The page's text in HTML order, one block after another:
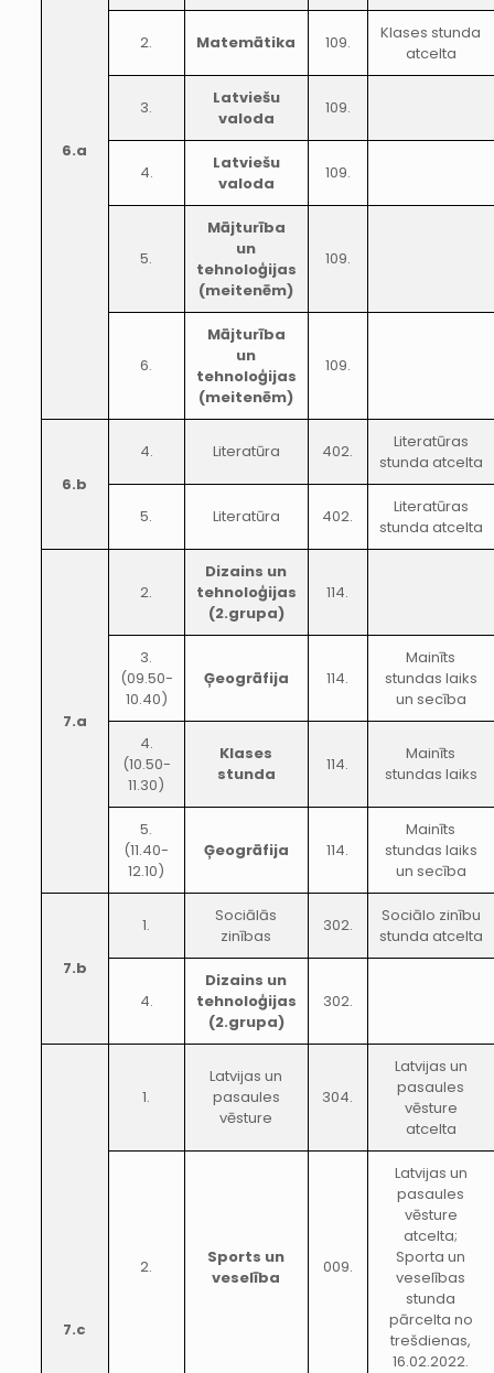
6.a
2. Matemātika 109.
Klases stunda
atcelta
3.
Latviešu
valoda
109.
4.
Latviešu
valoda
109.
5.
Mājturība
un
tehnoloģijas
(meitenēm)
109.
6.
Mājturība
un
tehnoloģijas
(meitenēm)
109.
6.b
4. Literatūra 402.
Literatūras
stunda atcelta
5. Literatūra 402.
Literatūras
stunda atcelta
7.a
2.
Dizains un
tehnoloģijas
(2.grupa)
114.
3.
(09.50-
10.40)
Ģeogrāfija 114.
Mainīts
stundas laiks
un secība
4.
(10.50-
11.30)
Klases
stunda
114.
Mainīts
stundas laiks
5.
(11.40-
12.10)
Ģeogrāfija 114.
Mainīts
stundas laiks
un secība
7.b
1.
Sociālās
zinības
302.
Sociālo zinību
stunda atcelta
4.
Dizains un
tehnoloģijas
(2.grupa)
302.
7.c
1.
Latvijas un
pasaules
vēsture
304.
Latvijas un
pasaules
vēsture
atcelta
2.
Sports un
veselība
009.
Latvijas un
pasaules
vēsture
atcelta;
Sporta un
veselības
stunda
pārcelta no
trešdienas,
16.02.2022.